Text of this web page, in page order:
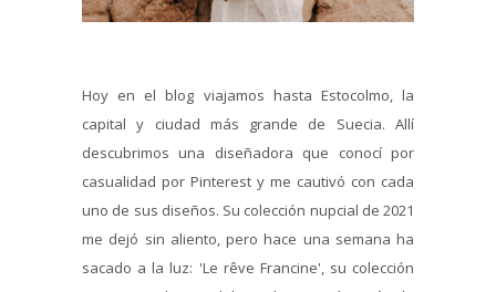
Hoy en el blog viajamos hasta Estocolmo, la
capital y ciudad más grande de Suecia. Allí
descubrimos una diseñadora que conocí por
casualidad por Pinterest y me cautivó con cada
uno de sus diseños. Su colección nupcial de 2021
me dejó sin aliento, pero hace una semana ha
sacado a la luz: 'Le rêve Francine', su colección